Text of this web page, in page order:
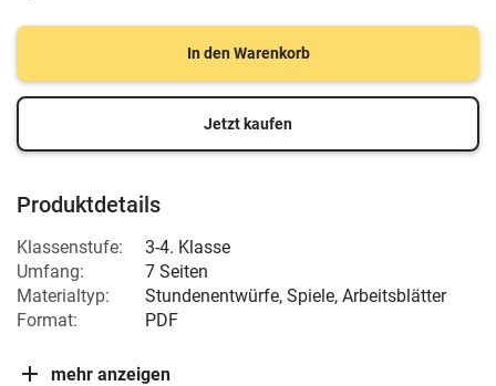
In den Warenkorb
Jetzt kaufen
Produktdetails
Klassenstufe:
3-4. Klasse
Umfang:
7 Seiten
Materialtyp:
Stundenentwürfe, Spiele, Arbeitsblätter
Format:
PDF
mehr anzeigen